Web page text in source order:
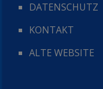
DATENSCHUTZ
KONTAKT
ALTE WEBSITE